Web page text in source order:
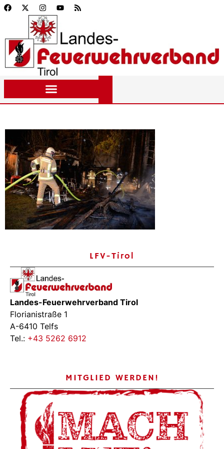
LFV-Tirol
Landes-Feuerwehrverband Tirol
Florianistraße 1
A-6410 Telfs
Tel.: +43 5262 6912
MITGLIED WERDEN!